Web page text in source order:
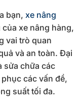
bạn, xe nâng
xe nâng hàng,
vai trò quan
và an toàn. Đại
sửa chữa các
các vấn đề,
suất tối đa.